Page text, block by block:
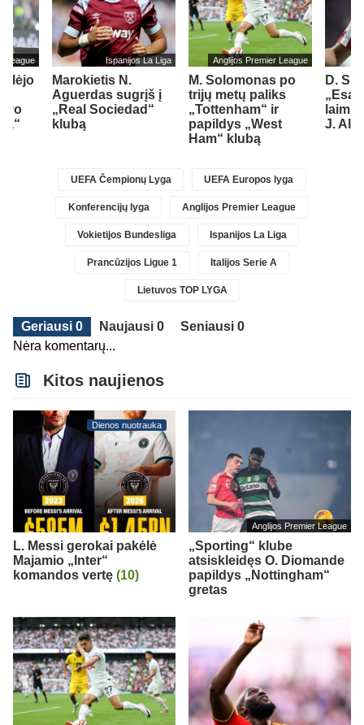
League Ispanijos La Liga
Marokietis N.
Aguerdas sugrįš į
„Real Sociedad“
klubą
Anglijos Premier League
M. Solomonas po
trijų metų paliks
„Tottenham“ ir
papildys „West
Ham“ klubą
D.
J.
UEFA Čempionų Lyga UEFA Europos lyga
Konferencijų lyga Anglijos Premier League
Vokietijos Bundesliga Ispanijos La Liga
Prancūzijos Ligue 1 Italijos Serie A
Lietuvos TOP LYGA
Geriausi 0 Naujausi 0
Seniausi 0
Nėra komentarų...
Kitos naujienos
Dienos nuotrauka
L. Messi gerokai pakėlė
Majamio „Inter“
komandos vertę (10)
Anglijos Premier League
„Sporting“ klube
atsiskleidęs O. Diomande
papildys „Nottingham“
gretas